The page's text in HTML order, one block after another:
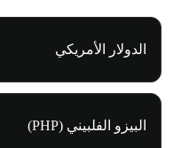
الدولار الأمريكي
البيزو الفلبيني (PHP)